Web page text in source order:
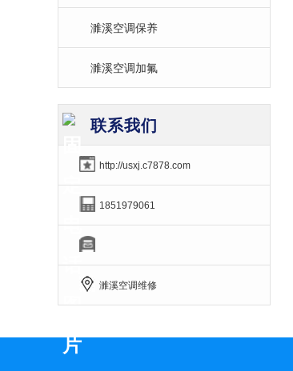
濉溪空调保养
濉溪空调加氟
联系我们
http://usxj.c7878.com
1851979061
濉溪空调维修